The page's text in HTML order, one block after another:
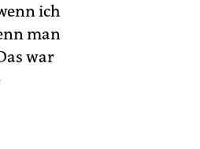
ich
man
war